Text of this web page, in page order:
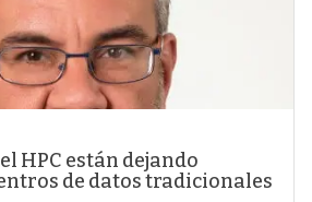
HPC están dejando
de datos tradicionales